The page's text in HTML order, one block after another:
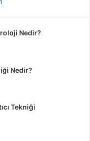
Nedir?
Nedir?
Tekniği